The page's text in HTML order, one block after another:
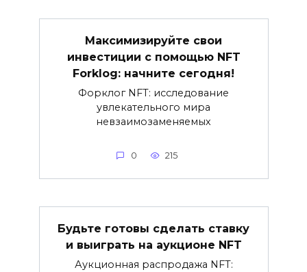
Максимизируйте свои
инвестиции с помощью NFT
Forklog: начните сегодня!
Форклог NFT: исследование
увлекательного мира
невзаимозаменяемых
0 215
Будьте готовы сделать ставку
и выиграть на аукционе NFT
Аукционная распродажа NFT: